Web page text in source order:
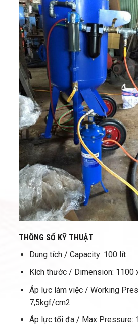
THÔNG SỐ KỸ THUẬT
Dung tích / Capacity: 100 lít
Kích thước / Dimension: 1100
Áp lực làm việc / Working
7,5kgf/cm2
Áp lực tối đa / Max Pressure: